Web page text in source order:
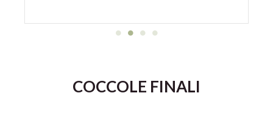
COCCOLE FINALI